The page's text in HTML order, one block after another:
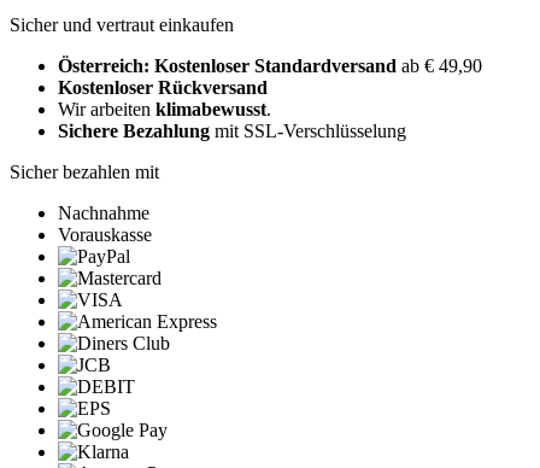
Sicher und vertraut einkaufen
Österreich: Kostenloser Standardversand ab € 49,90
Kostenloser Rückversand
Wir arbeiten klimabewusst.
Sichere Bezahlung mit SSL-Verschlüsselung
Sicher bezahlen mit
Nachnahme
Vorauskasse